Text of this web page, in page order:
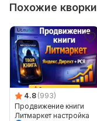
Похожие кворки
4.8 (993)
Продвижение книги
Литмаркет настройка